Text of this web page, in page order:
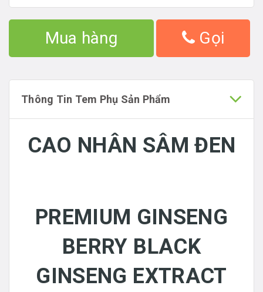
Mua hàng Gọi
Thông Tin Tem Phụ Sản Phẩm
CAO NHÂN SÂM ĐEN
PREMIUM GINSENG
BERRY BLACK
GINSENG EXTRACT